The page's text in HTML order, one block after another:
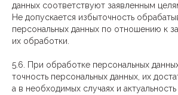
данных соответствуют заявленным
Не допускается избыточность
персональных данных по отношению к
их обработки.
5.6. При обработке персональных
точность персональных данных, их
а в необходимых случаях и